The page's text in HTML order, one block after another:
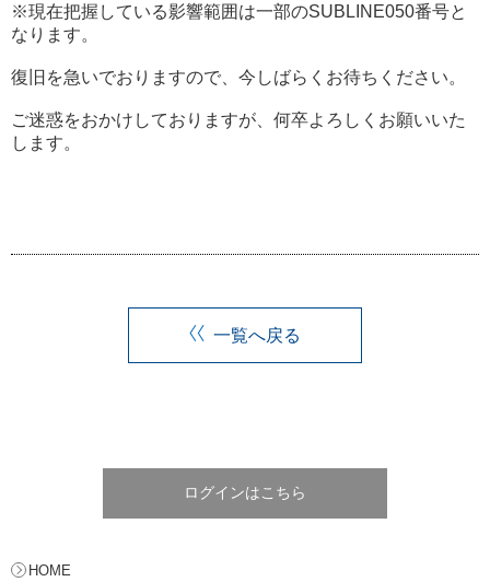
※現在把握している影響範囲は一部のSUBLINE050番号と
なります。
復旧を急いでおりますので、今しばらくお待ちください。
ご迷惑をおかけしておりますが、何卒よろしくお願いいた
します。
一覧へ戻る
ログインはこちら
HOME